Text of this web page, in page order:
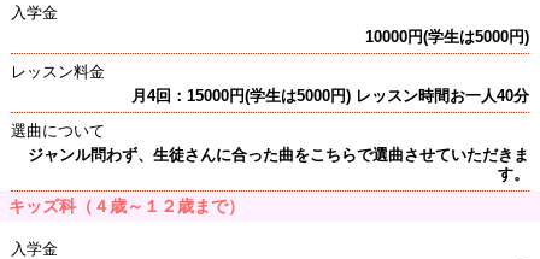
入学金
10000円(学生は5000円)
レッスン料金
月4回：15000円(学生は5000円) レッスン時間お一人40分
選曲について
ジャンル問わず、生徒さんに合った曲をこちらで選曲させていただきま
す。
キッズ科（４歳～１２歳まで）
入学金